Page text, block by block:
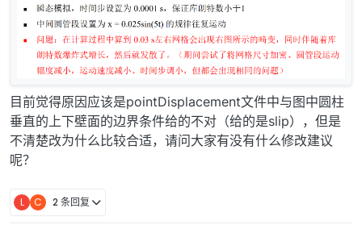
目前觉得原因应该是pointDisplacement文件中与图中圆柱
垂直的上下壁面的边界条件给的不对（给的是slip），但是
不清楚改为什么比较合适，请问大家有没有什么修改建议
呢？
L C 2 条回复